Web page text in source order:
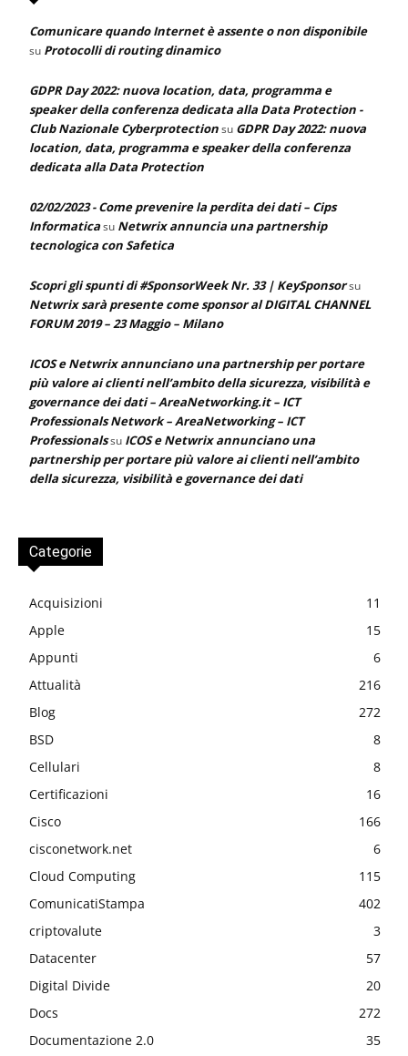
Comunicare quando Internet è assente o non disponibile
su Protocolli di routing dinamico
GDPR Day 2022: nuova location, data, programma e
speaker della conferenza dedicata alla Data Protection -
Club Nazionale Cyberprotectionsu GDPR Day 2022: nuova
location, data, programma e speaker della conferenza
dedicata alla Data Protection
02/02/2023 - Come prevenire la perdita dei dati – Cips
Informaticasu Netwrix annuncia una partnership
tecnologica con Safetica
Scopri gli spunti di #SponsorWeek Nr. 33 | KeySponsorsu
Netwrix sarà presente come sponsor al DIGITAL CHANNEL
FORUM 2019 – 23 Maggio – Milano
ICOS e Netwrix annunciano una partnership per portare
più valore ai clienti nell’ambito della sicurezza, visibilità e
governance dei dati – AreaNetworking.it – ICT
Professionals Network – AreaNetworking – ICT
Professionalssu ICOS e Netwrix annunciano una
partnership per portare più valore ai clienti nell’ambito
della sicurezza, visibilità e governance dei dati
Categorie
Acquisizioni
11
Apple
15
Appunti
6
Attualità
216
Blog
272
BSD
8
Cellulari
8
Certificazioni
16
Cisco
166
cisconetwork.net
6
Cloud Computing
115
ComunicatiStampa
402
criptovalute
3
Datacenter
57
Digital Divide
20
Docs
272
Documentazione 2.0
35